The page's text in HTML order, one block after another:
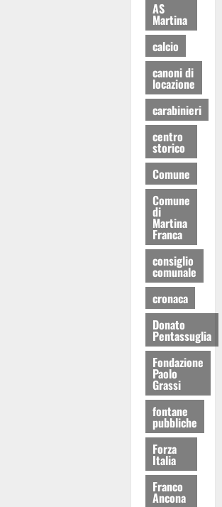
AS
Martina
calcio
canoni di
locazione
carabinieri
centro
storico
Comune
Comune
di
Martina
Franca
consiglio
comunale
cronaca
Donato
Pentassuglia
Fondazione
Paolo
Grassi
fontane
pubbliche
Forza
Italia
Franco
Ancona